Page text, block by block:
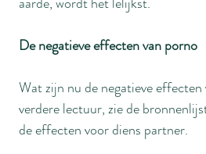
De negatieve effecten van porno
Wat zijn nu de negatieve
verdere lectuur, zie de
de effecten voor diens partner.